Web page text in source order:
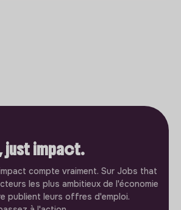
just impact.
compte vraiment. Sur Jobs that
les plus ambitieux de l'économie
publient leurs offres d'emploi.